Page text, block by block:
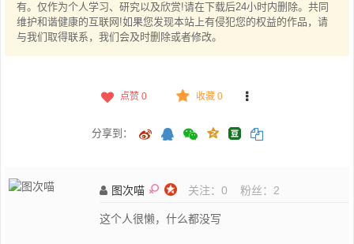
有。仅作为个人学习、研究以及欣赏!请在下载后24小时内删除。共同
维护和谐健康的互联网!如果您发现本站上有侵犯您的权益的作品，请
与我们取得联系，我们会及时删除或者修改。
点赞 0 收藏 0
分享到：
图次喵 关注： 0 粉丝： 2
这个人很懒，什么都没写